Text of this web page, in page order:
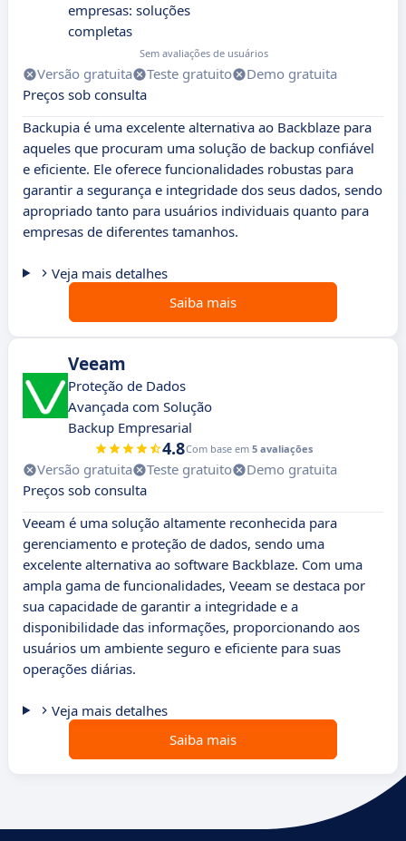
empresas: soluções
completas
Sem avaliações de usuários
Versão gratuita Teste gratuito
Demo gratuita
Preços sob consulta
Backupia é uma excelente alternativa ao Backblaze para
aqueles que procuram uma solução de backup confiável
e eficiente. Ele oferece funcionalidades robustas para
garantir a segurança e integridade dos seus dados, sendo
apropriado tanto para usuários individuais quanto para
empresas de diferentes tamanhos.
Veja mais detalhes
Saiba mais
Veeam
Proteção de Dados
Avançada com Solução
Backup Empresarial
4.8Com base em 5 avaliações
Versão gratuita Teste gratuito
Demo gratuita
Preços sob consulta
Veeam é uma solução altamente reconhecida para
gerenciamento e proteção de dados, sendo uma
excelente alternativa ao software Backblaze. Com uma
ampla gama de funcionalidades, Veeam se destaca por
sua capacidade de garantir a integridade e a
disponibilidade das informações, proporcionando aos
usuários um ambiente seguro e eficiente para suas
operações diárias.
Veja mais detalhes
Saiba mais